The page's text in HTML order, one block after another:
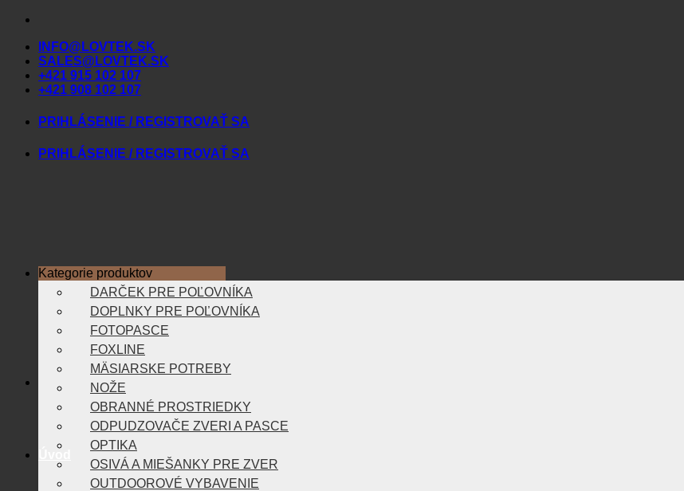
Skip
contentINFO@LOVTEK.SK
SALES@LOVTEK.SK
+421 915 102 107
+421 908 102 107
PRIHLÁSENIE / REGISTROVAŤ SA
PRIHLÁSENIE / REGISTROVAŤ SA
Kategorie produktov
DARČEK PRE POĽOVNÍKA
DOPLNKY PRE POĽOVNÍKA
FOTOPASCE
FOXLINE
MÄSIARSKE POTREBY
NOŽE
OBRANNÉ PROSTRIEDKY
ODPUDZOVAČE ZVERI A PASCE
OPTIKA
OSIVÁ A MIEŠANKY PRE ZVER
OUTDOOROVÉ VYBAVENIE